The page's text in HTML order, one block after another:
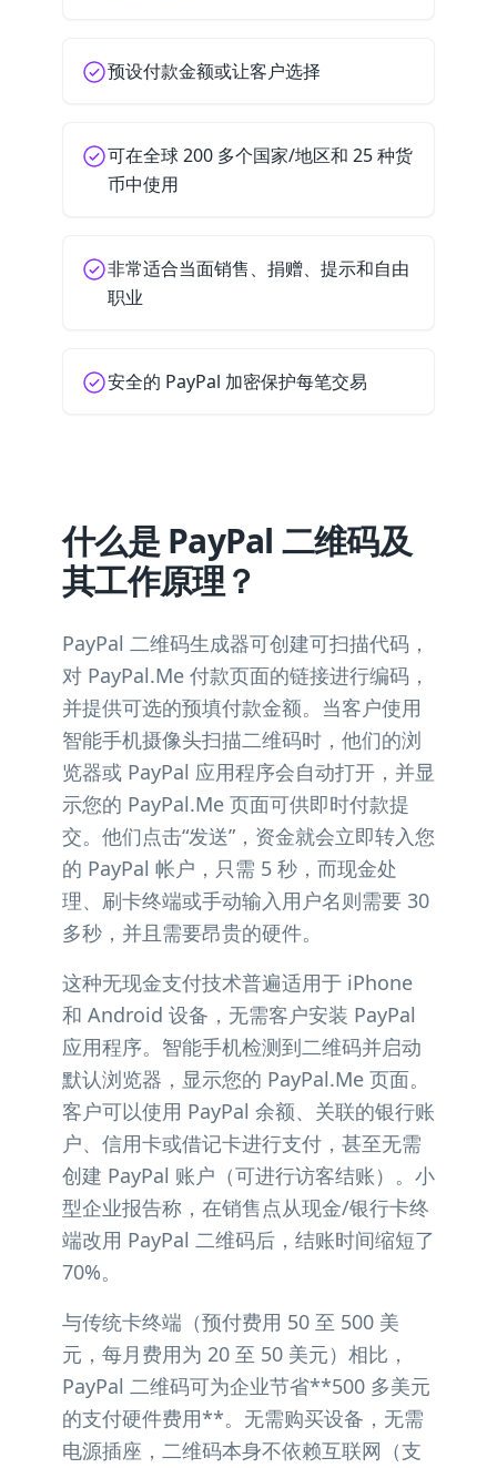
预设付款金额或让客户选择
可在全球 200 多个国家/地区和 25 种货
币中使用
非常适合当面销售、捐赠、提示和自由
职业
安全的 PayPal 加密保护每笔交易
什么是 PayPal 二维码及
其工作原理？
PayPal 二维码生成器可创建可扫描代码，
对 PayPal.Me 付款页面的链接进行编码，
并提供可选的预填付款金额。当客户使用
智能手机摄像头扫描二维码时，他们的浏
览器或 PayPal 应用程序会自动打开，并显
示您的 PayPal.Me 页面可供即时付款提
交。他们点击“发送”，资金就会立即转入您
的 PayPal 帐户，只需 5 秒，而现金处
理、刷卡终端或手动输入用户名则需要 30
多秒，并且需要昂贵的硬件。
这种无现金支付技术普遍适用于 iPhone
和 Android 设备，无需客户安装 PayPal
应用程序。智能手机检测到二维码并启动
默认浏览器，显示您的 PayPal.Me 页面。
客户可以使用 PayPal 余额、关联的银行账
户、信用卡或借记卡进行支付，甚至无需
创建 PayPal 账户（可进行访客结账）。小
型企业报告称，在销售点从现金/银行卡终
端改用 PayPal 二维码后，结账时间缩短了
70%。
与传统卡终端（预付费用 50 至 500 美
元，每月费用为 20 至 50 美元）相比，
PayPal 二维码可为企业节省**500 多美元
的支付硬件费用**。无需购买设备，无需
电源插座，二维码本身不依赖互联网（支